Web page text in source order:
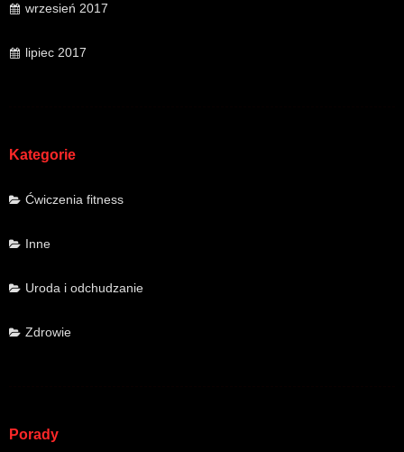
wrzesień 2017
lipiec 2017
Kategorie
Ćwiczenia fitness
Inne
Uroda i odchudzanie
Zdrowie
Porady